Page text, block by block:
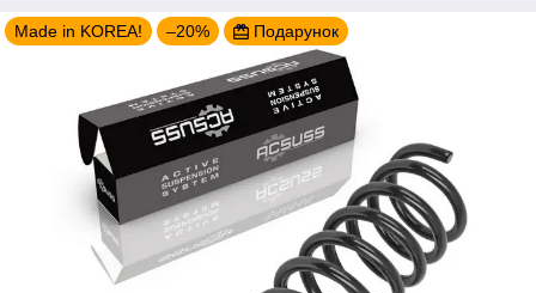
Made in KOREA! –20% Подарунок